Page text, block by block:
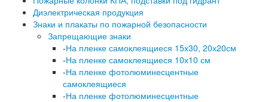
Диэлектрическая продукция
Знаки и плакаты по пожарной безопасности
Запрещающие знаки
-На пленке самоклеящиеся 15х30, 20х20см
-На пленке самоклеящиеся 10х10 см
-На пленке фотолюминесцентные
самоклеящиеся
-На пленке фотолюминесцентные